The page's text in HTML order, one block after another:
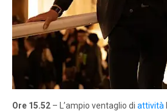
Ore 15.52 – L’ampio ventaglio di attività